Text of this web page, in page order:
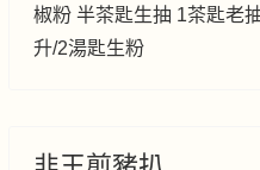
椒粉 半茶匙生抽 1茶匙老
升/2湯匙生粉